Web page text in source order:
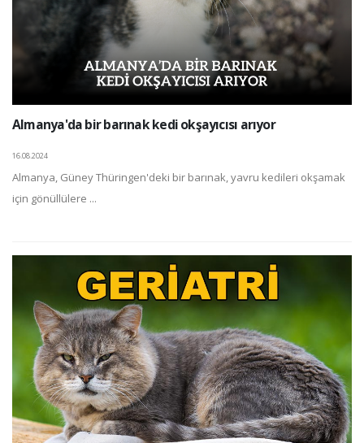
Almanya'da bir barınak kedi okşayıcısı arıyor
16.08.2024
Almanya, Güney Thüringen'deki bir barınak, yavru kedileri okşamak
için gönüllülere ...